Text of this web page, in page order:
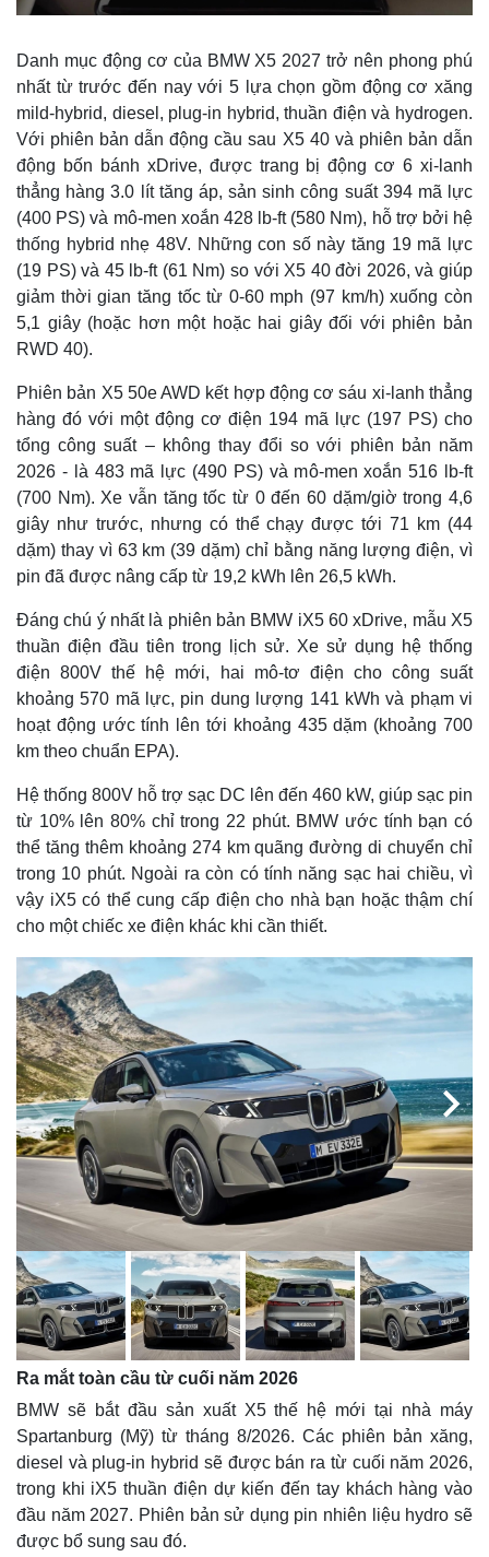
Kinh tế
Bất động sản
Khởi nghiệp
Thị trường
Tỷ giá
Chứng khoán
Giá cà phê
Danh mục động cơ của BMW X5 2027 trở nên phong phú
nhất từ trước đến nay với 5 lựa chọn gồm động cơ xăng
mild-hybrid, diesel, plug-in hybrid, thuần điện và hydrogen.
Với phiên bản dẫn động cầu sau X5 40 và phiên bản dẫn
động bốn bánh xDrive, được trang bị động cơ 6 xi-lanh
thẳng hàng 3.0 lít tăng áp, sản sinh công suất 394 mã lực
(400 PS) và mô-men xoắn 428 lb-ft (580 Nm), hỗ trợ bởi hệ
thống hybrid nhẹ 48V. Những con số này tăng 19 mã lực
(19 PS) và 45 lb-ft (61 Nm) so với X5 40 đời 2026, và giúp
giảm thời gian tăng tốc từ 0-60 mph (97 km/h) xuống còn
5,1 giây (hoặc hơn một hoặc hai giây đối với phiên bản
RWD 40).
Phiên bản X5 50e AWD kết hợp động cơ sáu xi-lanh thẳng
hàng đó với một động cơ điện 194 mã lực (197 PS) cho
tổng công suất – không thay đổi so với phiên bản năm
2026 - là 483 mã lực (490 PS) và mô-men xoắn 516 lb-ft
(700 Nm). Xe vẫn tăng tốc từ 0 đến 60 dặm/giờ trong 4,6
giây như trước, nhưng có thể chạy được tới 71 km (44
dặm) thay vì 63 km (39 dặm) chỉ bằng năng lượng điện, vì
pin đã được nâng cấp từ 19,2 kWh lên 26,5 kWh.
Đáng chú ý nhất là phiên bản BMW iX5 60 xDrive, mẫu X5
thuần điện đầu tiên trong lịch sử. Xe sử dụng hệ thống
điện 800V thế hệ mới, hai mô-tơ điện cho công suất
khoảng 570 mã lực, pin dung lượng 141 kWh và phạm vi
hoạt động ước tính lên tới khoảng 435 dặm (khoảng 700
km theo chuẩn EPA).
Hệ thống 800V hỗ trợ sạc DC lên đến 460 kW, giúp sạc pin
từ 10% lên 80% chỉ trong 22 phút. BMW ước tính bạn có
thể tăng thêm khoảng 274 km quãng đường di chuyển chỉ
trong 10 phút. Ngoài ra còn có tính năng sạc hai chiều, vì
vậy iX5 có thể cung cấp điện cho nhà bạn hoặc thậm chí
cho một chiếc xe điện khác khi cần thiết.
Ra mắt toàn cầu từ cuối năm 2026
BMW sẽ bắt đầu sản xuất X5 thế hệ mới tại nhà máy
Spartanburg (Mỹ) từ tháng 8/2026. Các phiên bản xăng,
diesel và plug-in hybrid sẽ được bán ra từ cuối năm 2026,
trong khi iX5 thuần điện dự kiến đến tay khách hàng vào
đầu năm 2027. Phiên bản sử dụng pin nhiên liệu hydro sẽ
được bổ sung sau đó.